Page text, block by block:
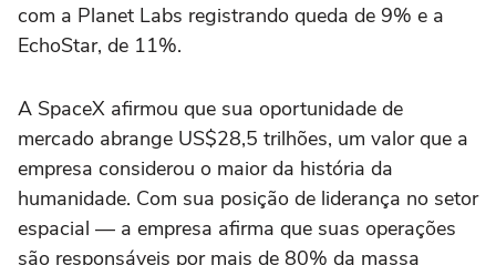
com a Planet Labs registrando queda de 9% e a
EchoStar, de 11%.
A SpaceX afirmou que sua oportunidade de
mercado abrange US$28,5 trilhões, um valor que a
empresa considerou o maior da história da
humanidade. Com sua posição de liderança no setor
espacial — a empresa afirma que suas operações
são responsáveis por mais de 80% da massa